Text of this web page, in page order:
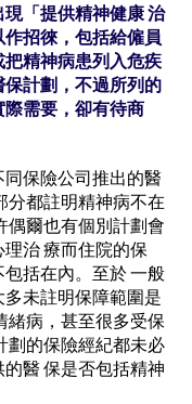
「提供精神健康 治
招徠，包括給僱員
精神病患列入危疾
計劃，不過所列的
需要，卻有待商
保險公司推出的醫
分都註明精神病不在
偶爾也有個別計劃會
治 療而住院的保
括在內。至於 一般
未註明保障範圍是
緒病，甚至很多受保
劃的保險經紀都未必
醫 保是否包括精神